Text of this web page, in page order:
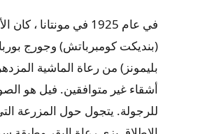
في عام 1925 في مونتانا ،
(بنديكت كومبرباتش) وجورج
بليمونز) من رعاة الماشية
أشقاء غير متوافقين. فيل هو
للرجولة. يتجول حول المزرعة